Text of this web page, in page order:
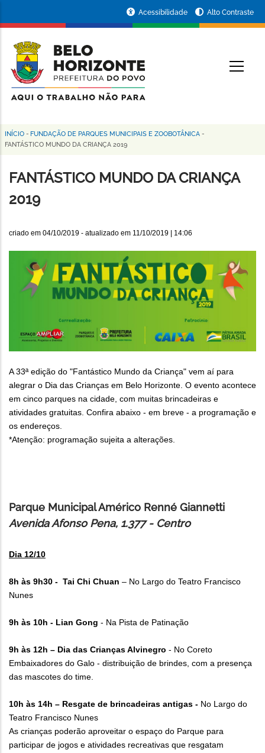
conteúdo
principal
da
Prefeitura
de
Horizonte
Acessibilidade Alto Contraste
Trilha
navegação
INÍCIO - FUNDAÇÃO DE PARQUES MUNICIPAIS E ZOOBOTÂNICA -
FANTÁSTICO MUNDO DA CRIANÇA 2019
FANTÁSTICO MUNDO DA CRIANÇA
2019
criado em 04/10/2019 - atualizado em 11/10/2019 | 14:06
A 33ª edição do "Fantástico Mundo da Criança" vem aí para
alegrar o Dia das Crianças em Belo Horizonte. O evento acontece
em cinco parques na cidade, com muitas brincadeiras e
atividades gratuitas. Confira abaixo - em breve - a programação e
os endereços.
*Atenção: programação sujeita a alterações.
Parque Municipal Américo Renné Giannetti
Avenida Afonso Pena, 1.377 - Centro
Dia 12/10
8h às 9h30 - Tai Chi Chuan – No Largo do Teatro Francisco
Nunes
9h às 10h - Lian Gong - Na Pista de Patinação
9h às 12h – Dia das Crianças Alvinegro - No Coreto
Embaixadores do Galo - distribuição de brindes, com a presença
das mascotes do time.
10h às 14h – Resgate de brincadeiras antigas - No Largo do
Teatro Francisco Nunes
As crianças poderão aproveitar o espaço do Parque para
participar de jogos e atividades recreativas que resgatam